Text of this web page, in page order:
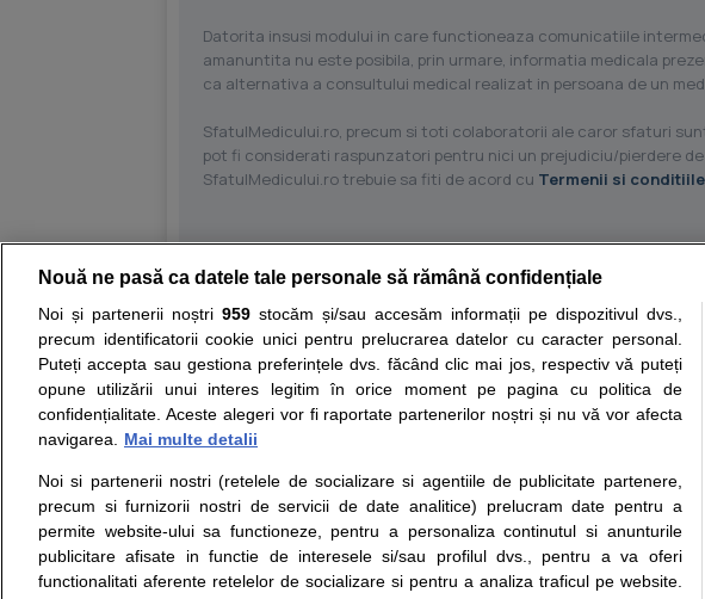
Datorita insusi modului in care functioneaza comunicatiile
amanuntita nu este posibila, prin urmare, informatia medicala
ca alternativa a consultului medical realizat in persoana de un
SfatulMedicului.ro, precum si toti colaboratorii ale caror sfaturi
pot fi considerati raspunzatori pentru nici un prejudiciu/pierdere
SfatulMedicului.ro trebuie sa fiti de acord cu Termenii si conditiile
Resurse: Autoevaluare simptome Interpretare analize
Opiniile avizate ale medicilor, sfaturile si orice alte informatii despre
nici diagnosticul stabilit in urma investigatiilor si analizelor medicale. Va
ii punem la dispozitie pentru programare in sistemul de programari la medic
Despre noi
Contact
Intrebari frecvente
Consultanti
medicali
Termeni si conditii
Politica de
confidentialitate
Politica de cookie
Modifica Setarile Cookie
Drepturile
Protectia
ANPC
Solutionarea
Litigiilor
Info consumator:
Nouă ne pasă ca datele tale personale să rămână confidențiale
Noi și partenerii noștri 959stocăm și/sau accesăm informații pe dispozitivul dvs.,
precum identificatorii cookie unici pentru prelucrarea datelor cu caracter personal.
Puteți accepta sau gestiona preferințele dvs. făcând clic mai jos, respectiv vă puteți
opune utilizării unui interes legitim în orice moment pe pagina cu politica de
confidențialitate. Aceste alegeri vor fi raportate partenerilor noștri și nu vă vor afecta
navigarea.
Mai multe detalii
Noi si partenerii nostri (retelele de socializare si agentiile de publicitate partenere,
precum si furnizorii nostri de servicii de date analitice) prelucram date pentru a
permite website-ului sa functioneze, pentru a personaliza continutul si anunturile
publicitare afisate in functie de interesele si/sau profilul dvs., pentru a va oferi
functionalitati aferente retelelor de socializare si pentru a analiza traficul pe website.